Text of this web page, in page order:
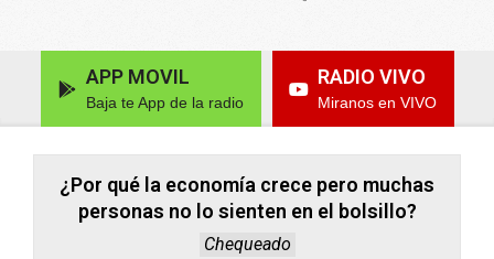
JUANA
FM
MARÍA
JUANA,
Navigation APP MOVIL
Baja te App de la radio
RADIO VIVO
Miranos en VIVO
¿Por qué la economía crece pero muchas
personas no lo sienten en el bolsillo?
Chequeado